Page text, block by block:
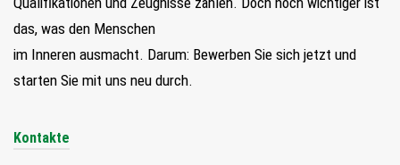
das, was den Menschen
im Inneren ausmacht. Darum: Bewerben Sie sich jetzt und
starten Sie mit uns neu durch.
Kontakte